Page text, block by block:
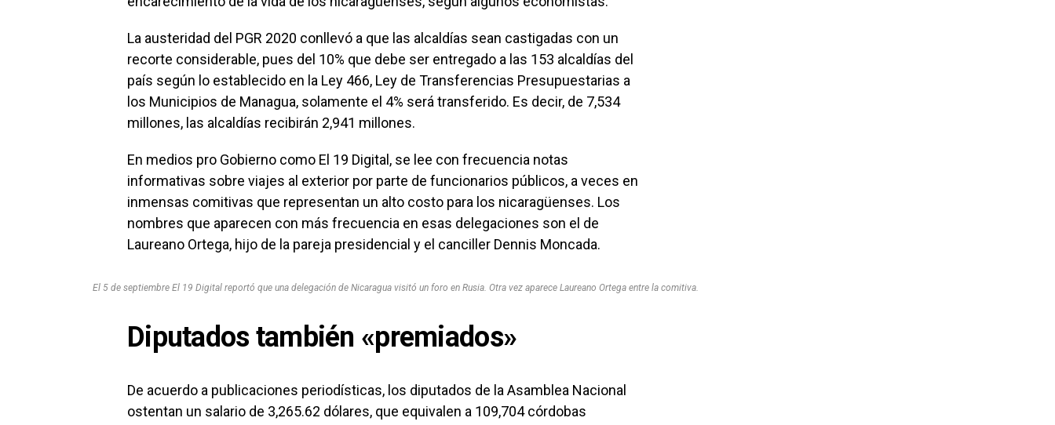
La austeridad del PGR 2020 conllevó a que las alcaldías sean castigadas con un
recorte considerable, pues del 10% que debe ser entregado a las 153 alcaldías del
país según lo establecido en la Ley 466, Ley de Transferencias Presupuestarias a
los Municipios de Managua, solamente el 4% será transferido. Es decir, de 7,534
millones, las alcaldías recibirán 2,941 millones.
En medios pro Gobierno como El 19 Digital, se lee con frecuencia notas
informativas sobre viajes al exterior por parte de funcionarios públicos, a veces en
inmensas comitivas que representan un alto costo para los nicaragüenses. Los
nombres que aparecen con más frecuencia en esas delegaciones son el de
Laureano Ortega, hijo de la pareja presidencial y el canciller Dennis Moncada.
El 5 de septiembre El 19 Digital reportó que una delegación de Nicaragua visitó un foro en Rusia. Otra vez aparece Laureano Ortega entre la comitiva.
Diputados también «premiados»
De acuerdo a publicaciones periodísticas, los diputados de la Asamblea Nacional
ostentan un salario de 3,265.62 dólares, que equivalen a 109,704 córdobas